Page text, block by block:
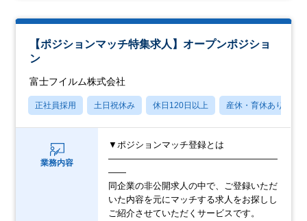
【ポジションマッチ特集求人】オープンポジショ
ン
富士フイルム株式会社
正社員採用 土日祝休み 休日120日以上 産休・育休あり
業務内容
▼ポジションマッチ登録とは
―――――――――――――――――――
――
同企業の非公開求人の中で、ご登録いただ
いた内容を元にマッチする求人をお探しし
ご紹介させていただくサービスです。